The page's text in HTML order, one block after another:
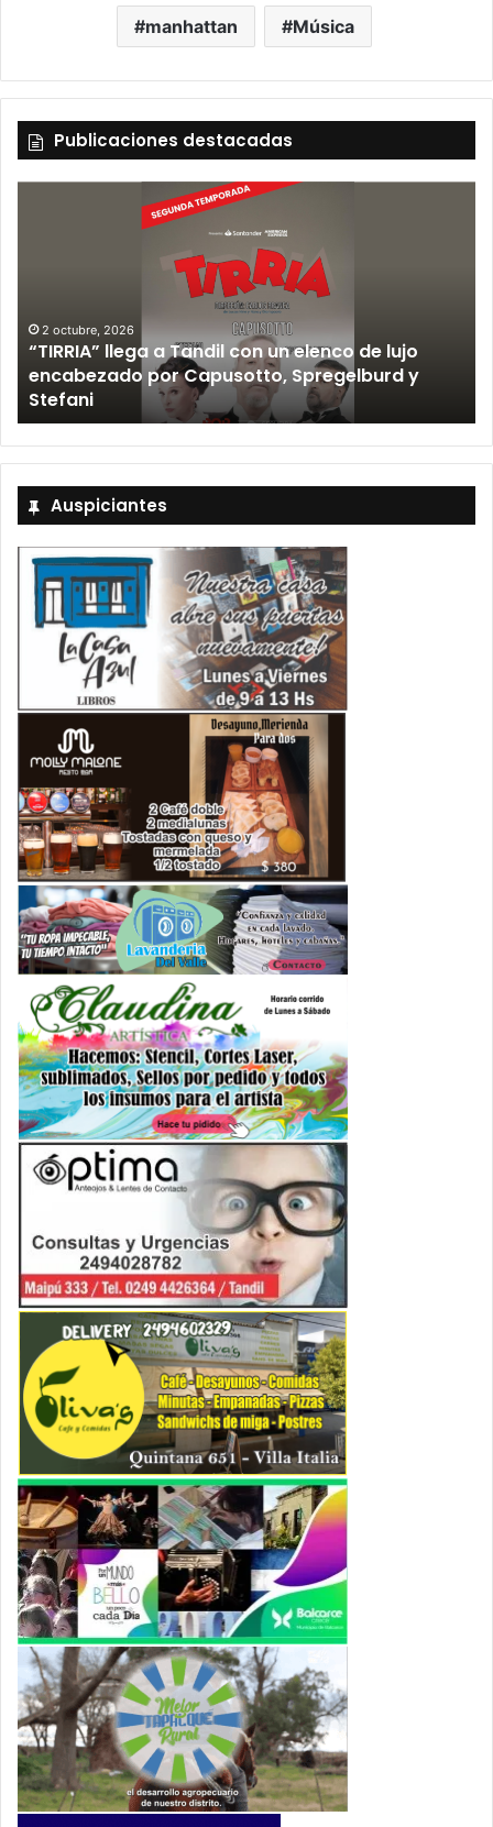
manhattan Música
Publicaciones destacadas
12 septiembre, 2026
Los Fabulosos Cadillacs anunciaron su show en
Tandil y ya están a la venta las entradas
Auspiciantes